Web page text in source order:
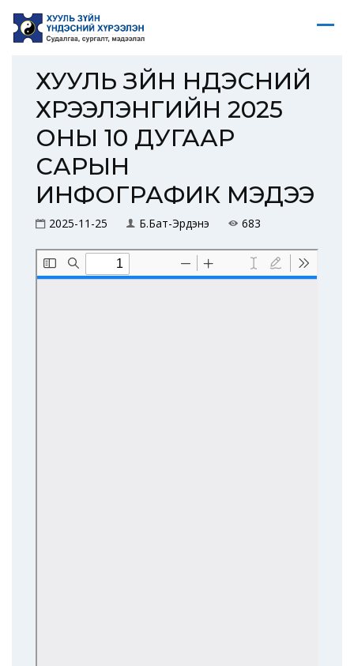
ХУУЛЬ ЗҮЙН ҮНДЭСНИЙ
ХҮРЭЭЛЭНГИЙН 2025
ОНЫ 10 ДУГААР
САРЫН
ИНФОГРАФИК МЭДЭЭ
2025-11-25 Б.Бат-Эрдэнэ 683